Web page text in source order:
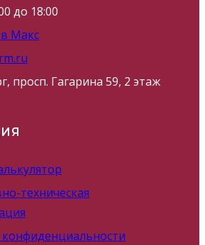
до 18:00
Макс
просп. Гагарина 59, 2 этаж
техническая